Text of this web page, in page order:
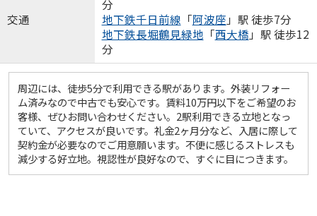
交通
分
地下鉄千日前線 「阿波座 」駅 徒歩7分
地下鉄長堀鶴見緑地 「西大橋 」駅 徒歩12
分
周辺には、徒歩5分で利用できる駅があります。外装リフォー
ム済みなので中古でも安心です。賃料10万円以下をご希望のお
客様、ぜひお問い合わせください。2駅利用できる立地となっ
ていて、アクセスが良いです。礼金2ヶ月分など、入居に際して
契約金が必要なのでご用意願います。不便に感じるストレスも
減少する好立地。視認性が良好なので、すぐに目につきます。